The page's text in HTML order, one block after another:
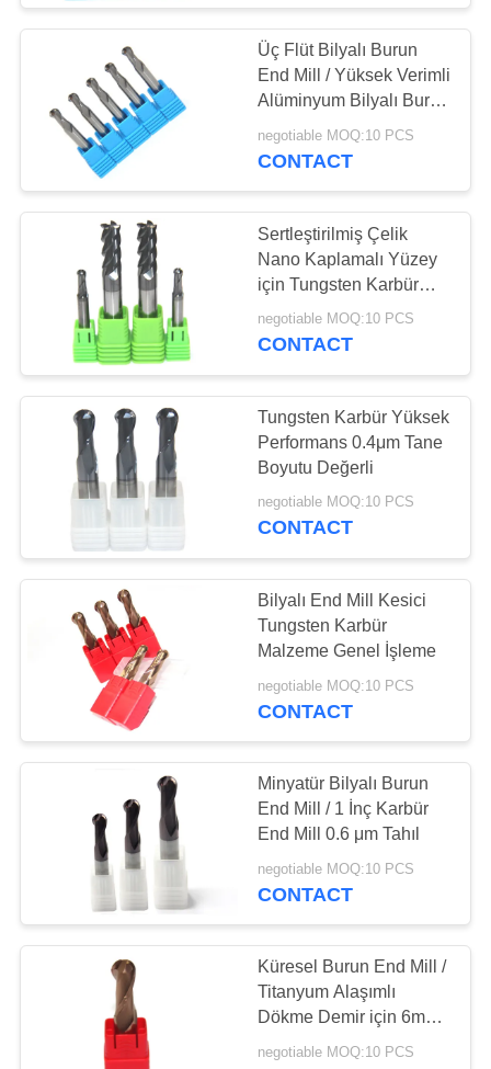
PRIVACY
POLICY
sonunda değirmen
Kare sonu değirmen
CNC sonunda
değirmen
28
Tungsten Karbür
Matkap Uçları
HSS Parmak Freze
Üç Flüt Bilyalı Burun
End Mill / Yüksek Verimli
Alüminyum Bilyalı Burun
Matkap Ucu
negotiable MOQ:10 PCS
CONTACT
Sertleştirilmiş Çelik
Nano Kaplamalı Yüzey
için Tungsten Karbür
Bilyalı Burun End Mill
negotiable MOQ:10 PCS
CONTACT
Tungsten Karbür Yüksek
Performans 0.4μm Tane
Boyutu Değerli
negotiable MOQ:10 PCS
CONTACT
Bilyalı End Mill Kesici
Tungsten Karbür
Malzeme Genel İşleme
negotiable MOQ:10 PCS
CONTACT
Minyatür Bilyalı Burun
End Mill / 1 İnç Karbür
End Mill 0.6 μm Tahıl
negotiable MOQ:10 PCS
CONTACT
Küresel Burun End Mill /
Titanyum Alaşımlı
Dökme Demir için 6mm
Küresel Burun Kesici
negotiable MOQ:10 PCS